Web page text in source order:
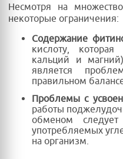
Несмотря на
некоторые ограничения:
Содержание
кислоту,
кальций и
является
правильном
Проблемы с
работы
обменом
употребляемых
на организм.